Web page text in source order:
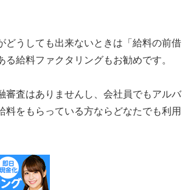
どうしても出来ないときは「給料の前借
る給料ファクタリングもお勧めです。
審査はありませんし、会社員でもアルバ
料をもらっている方ならどなたでも利用